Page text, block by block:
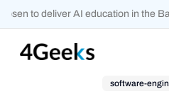
to deliver AI education in the
software-